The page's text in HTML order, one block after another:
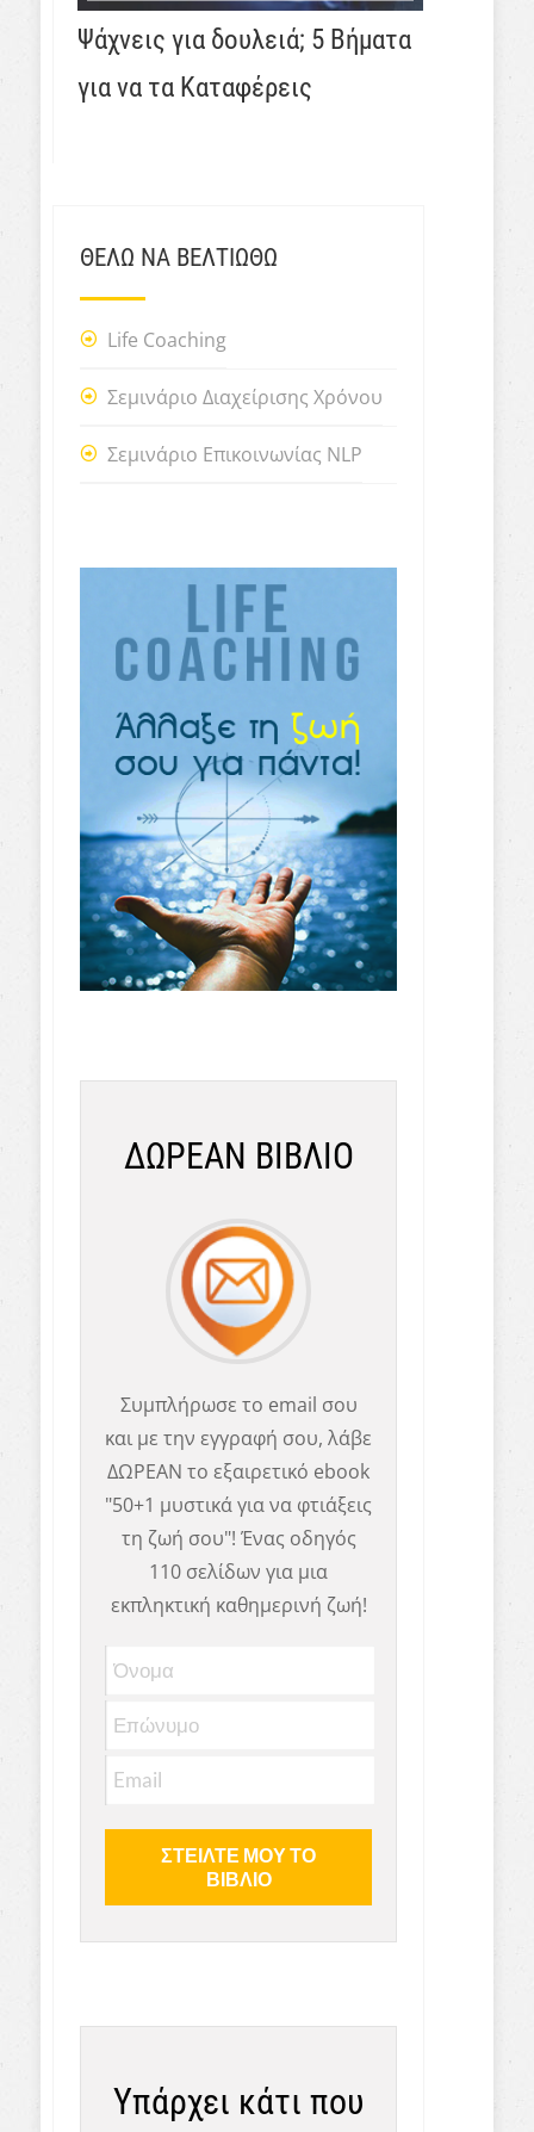
Ψάχνεις για δουλειά; 5 Βήματα
για να τα Καταφέρεις
ΘΕΛΩ ΝΑ ΒΕΛΤΙΩΘΩ
Life Coaching
Σεμινάριο Διαχείρισης Χρόνου
Σεμινάριο Επικοινωνίας NLP
ΔΩΡΕΑΝ ΒΙΒΛΙΟ
Συμπλήρωσε το email σου
και με την εγγραφή σου, λάβε
ΔΩΡΕΑΝ το εξαιρετικό ebook
"50+1 μυστικά για να φτιάξεις
τη ζωή σου"! Ένας οδηγός
110 σελίδων για μια
εκπληκτική καθημερινή ζωή!
Υπάρχει κάτι που